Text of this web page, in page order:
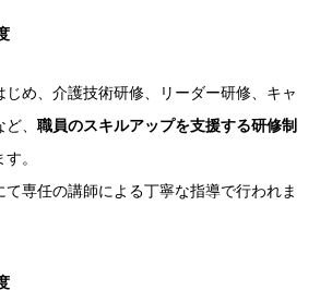
じめ、介護技術研修、リーダー研修、キャ
ど、職員のスキルアップを支援する研修制
。
て専任の講師による丁寧な指導で行われま